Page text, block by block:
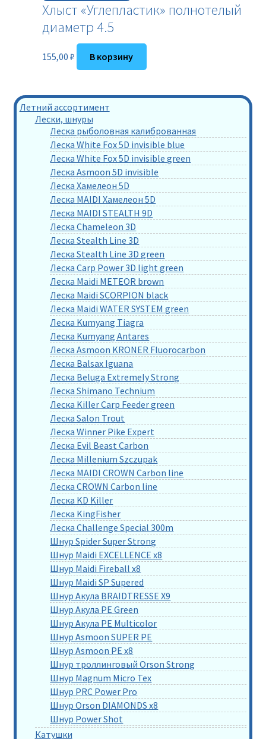
Хлыст «Углепластик» полнотелый
диаметр 4.5
155,00 ₽ В корзину
Летний ассортимент
Лески, шнуры
Леска рыболовная калиброванная
Леска White Fox 5D invisible blue
Леска White Fox 5D invisible green
Леска Asmoon 5D invisible
Леска Хамелеон 5D
Леска MAIDI Хамелеон 5D
Леска MAIDI STEALTH 9D
Леска Chameleon 3D
Леска Stealth Line 3D
Леска Stealth Line 3D green
Леска Carp Power 3D light green
Леска Maidi METEOR brown
Леска Maidi SCORPION black
Леска Maidi WATER SYSTEM green
Леска Kumyang Tiagra
Леска Kumyang Antares
Леска Asmoon KRONER Fluorocarbon
Леска Balsax Iguana
Леска Beluga Extremely Strong
Леска Shimano Technium
Леска Killer Carp Feeder green
Леска Salon Trout
Леска Winner Pike Expert
Леска Evil Beast Carbon
Леска Millenium Szczupak
Леска MAIDI CROWN Carbon line
Леска CROWN Carbon line
Леска KD Killer
Леска KingFisher
Леска Challenge Special 300m
Шнур Spider Super Strong
Шнур Maidi EXCELLENCE x8
Шнур Maidi Fireball x8
Шнур Maidi SP Supered
Шнур Акула BRAIDTRESSE X9
Шнур Акула PE Green
Шнур Акула PE Multicolor
Шнур Asmoon SUPER PE
Шнур Asmoon PE x8
Шнур троллинговый Orson Strong
Шнур Magnum Micro Tex
Шнур PRC Power Pro
Шнур Orson DIAMONDS x8
Шнур Power Shot
Катушки